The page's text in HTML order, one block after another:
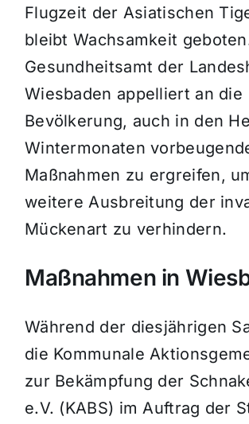
Flugzeit der Asiatischen
bleibt Wachsamkeit
Gesundheitsamt der
Wiesbaden appelliert an die
Bevölkerung, auch in den
Wintermonaten
Maßnahmen zu ergreifen,
weitere Ausbreitung der
Mückenart zu verhindern.
Maßnahmen in
Während der diesjährigen
die Kommunale
zur Bekämpfung der
e.V. (KABS) im Auftrag der